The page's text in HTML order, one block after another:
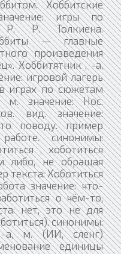
Хоббитские
игры по
Р. Толкиена.
— главные
произведения
Хоббитятник , -а,
игровой лагерь
играх по сюжетам
м. значение: Нос.
вид. значение:
поводу. пример
синонимы:
, хоботиться
либо, не обращая
текста: Хоботиться
значение: что-
о чём-то,
нет, это не для
синонимы:
-а, м. (ИИ, сленг)
единицы